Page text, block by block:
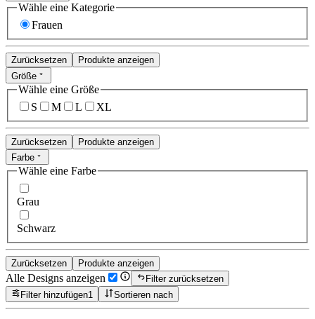
Wähle eine Kategorie
Frauen
Zurücksetzen
Produkte anzeigen
Größe
Wähle eine Größe
S
M L XL
Zurücksetzen
Produkte anzeigen
Farbe
Wähle eine Farbe
Grau
Schwarz
Zurücksetzen Produkte anzeigen
Alle Designs anzeigen
Filter zurücksetzen
Filter hinzufügen1 Sortieren nach